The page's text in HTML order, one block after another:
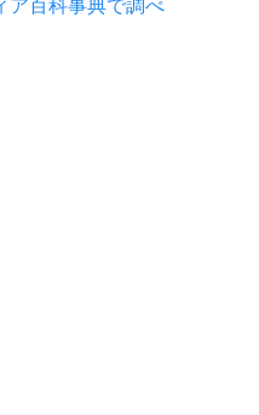
ア百科事典で調べ